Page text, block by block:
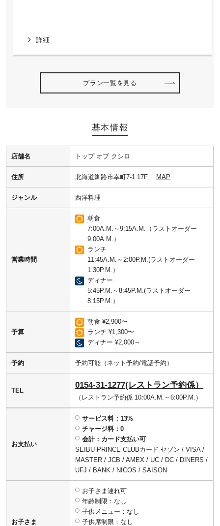
詳細
プラン一覧を見る
基本情報
店舗名 トップ オブ クシロ
住所 北海道釧路市幸町7-1 17F MAP
ジャンル 西洋料理
営業時間
朝食
7:00A.M.～9:15A.M.（ラストオーダー
9:00A.M.）
ランチ
11:45A.M.～2:00P.M.(ラストオーダー
1:30P.M.）
ディナー
5:45P.M.～8:45P.M.(ラストオーダー
8:15P.M.）
予算
朝食 ¥2,900〜
ランチ ¥1,300〜
ディナー ¥2,000～
予約 予約可能（ネット予約/電話予約）
TEL
0154-31-1277(レストラン予約係）
（レストラン予約係 10:00A.M.～6:00P.M.）
お支払い
サービス料：13%
チャージ料：0
会計：カード支払い可
SEIBU PRINCE CLUBカード セゾン / VISA /
MASTER / JCB / AMEX / UC / DC / DINERS /
UFJ / BANK / NICOS / SAISON
お子さま
お子さま連れ可
年齢制限：なし
子供メニュー：なし
子供席制限：なし